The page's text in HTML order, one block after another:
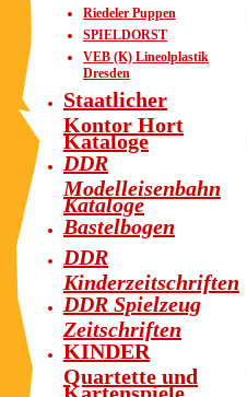
Riedeler Puppen
SPIELDORST
VEB (K) Lineolplastik
Dresden
Staatlicher
Kontor Hort
Kataloge
DDR
Modelleisenbahn
Kataloge
Bastelbogen
DDR
Kinderzeitschriften
DDR Spielzeug
Zeitschriften
KINDER
Quartette und
Kartenspiele